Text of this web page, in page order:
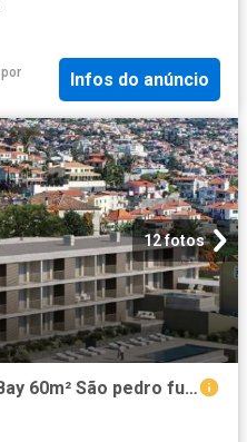
por
Infos do anúncio
12 fotos
Apartamento T1 Torrinha Bay 60m² São pedro funchal